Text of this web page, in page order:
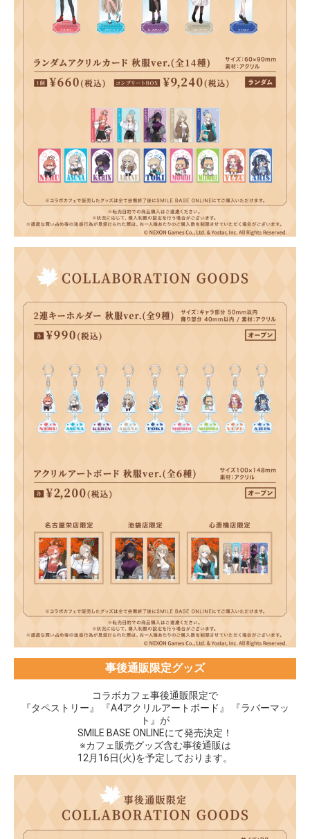
事後通販限定グッズ
コラボカフェ事後通販限定で
『タペストリー』 『A4アクリルアートボード』 『ラバーマッ
ト』が
SMILE BASE ONLINEにて発売決定！
※カフェ販売グッズ含む事後通販は
12月16日(火)を予定しております。